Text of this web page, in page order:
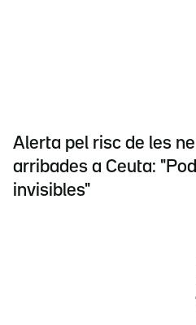
Alerta pel risc de les
arribades a Ceuta:
invisibles"